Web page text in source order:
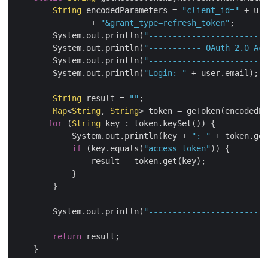
String encodedParameters = "client_id="
+
                +
"&grant_type=refresh_token" ;
        System.out.println(
        System.out.println(
"----------- OAuth 2.0
        System.out.println(
        System.out.println(
"Login: " + user.email);
String result = "" ;
Map<String, String> token =
for (String key : token.keySet()) {
            System.out.println(key +
": "
+
if (key.equals( "access_token" )) {
                result = token.get(key);
            }
        }
        System.out.println(
return result;
    }